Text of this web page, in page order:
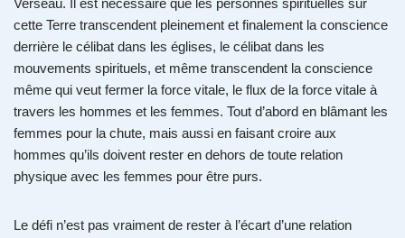
Verseau. Il est nécessaire que les personnes spirituelles sur
cette Terre transcendent pleinement et finalement la conscience
derrière le célibat dans les églises, le célibat dans les
mouvements spirituels, et même transcendent la conscience
même qui veut fermer la force vitale, le flux de la force vitale à
travers les hommes et les femmes. Tout d’abord en blâmant les
femmes pour la chute, mais aussi en faisant croire aux
hommes qu’ils doivent rester en dehors de toute relation
physique avec les femmes pour être purs.
Le défi n’est pas vraiment de rester à l’écart d’une relation